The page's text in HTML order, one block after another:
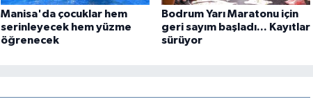
Manisa'da çocuklar hem
serinleyecek hem yüzme
öğrenecek
Bodrum Yarı Maratonu için
geri sayım başladı... Kayıtlar
sürüyor